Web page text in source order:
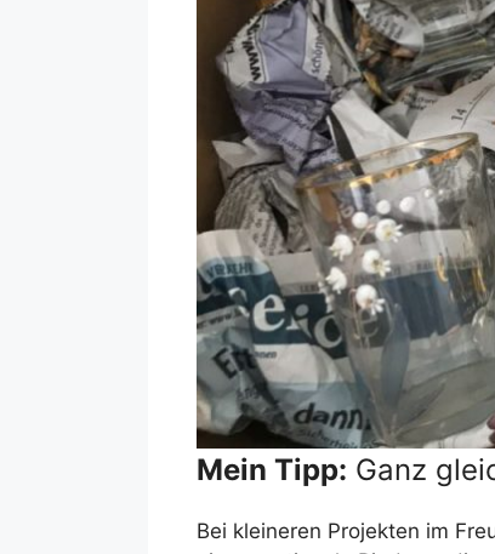
Mein Tipp: Ganz
Bei kleineren Projekten im